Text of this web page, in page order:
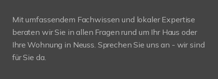
Mit umfassendem Fachwissen und lokaler Expertise
beraten wir Sie in allen Fragen rund um Ihr Haus oder
Ihre Wohnung in Neuss. Sprechen Sie uns an - wir sind
für Sie da.